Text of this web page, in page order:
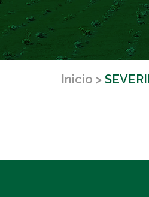
Inicio